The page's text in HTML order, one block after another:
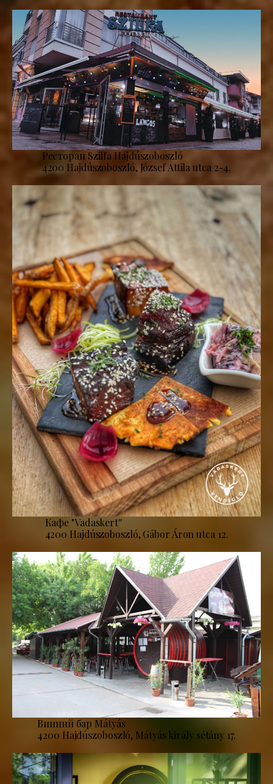
Ресторан Szilfa Hajdúszoboszló
4200 Hajdúszoboszló, József Attila utca 2-4.
Кафе "Vadaskert''
4200 Hajdúszoboszló, Gábor Áron utca 12.
Винний бар Mátyás
4200 Hajdúszoboszló, Mátyás király sétány 17.